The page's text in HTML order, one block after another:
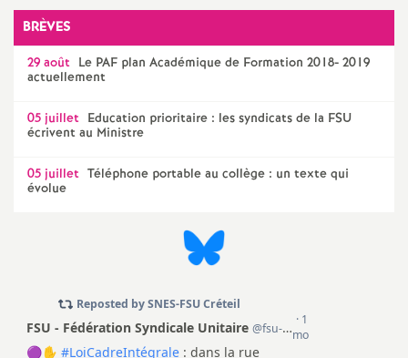
o
u
r
s
BRÈVES
29 août Le PAF plan Académique de Formation 2018- 2019
actuellement
05 juillet Education prioritaire : les syndicats de la FSU
écrivent au Ministre
05 juillet Téléphone portable au collège : un texte qui
évolue